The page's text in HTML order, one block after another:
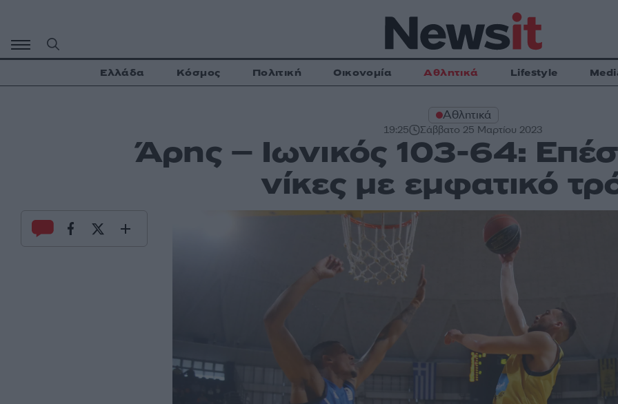
περιεχόμενο
Ελλάδα Κόσμος Πολιτική Οικονομία Αθλητικά Lifestyle
Αθλητικά
19:25 Σάββατο 25 Μαρτίου 2023
Άρης – Ιωνικός 103-64:
νίκες με εμφατικό